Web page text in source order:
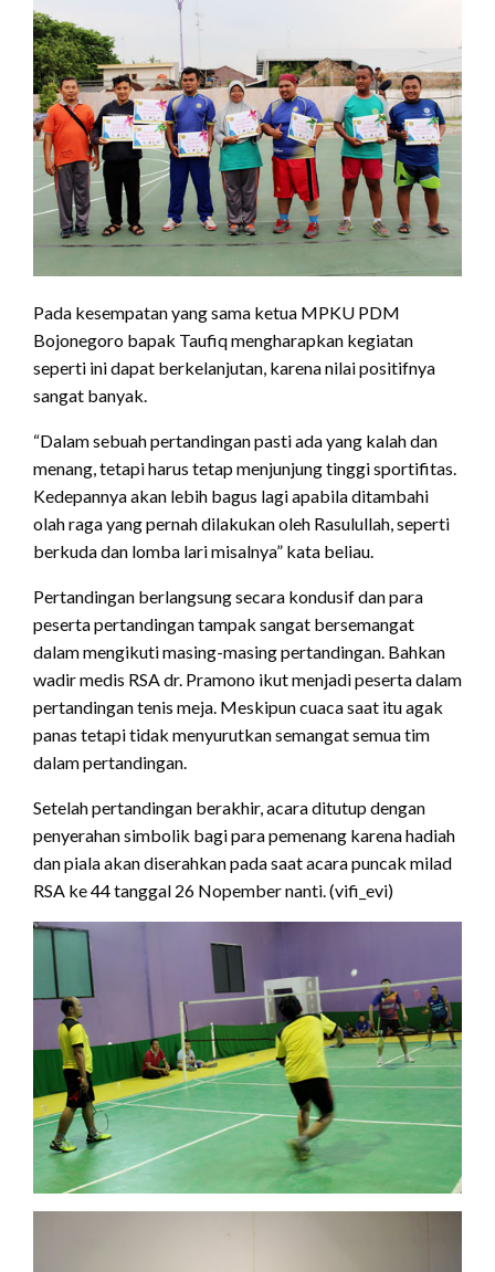
Pada kesempatan yang sama ketua MPKU PDM
Bojonegoro bapak Taufiq mengharapkan kegiatan
seperti ini dapat berkelanjutan, karena nilai positifnya
sangat banyak.
“Dalam sebuah pertandingan pasti ada yang kalah dan
menang, tetapi harus tetap menjunjung tinggi sportifitas.
Kedepannya akan lebih bagus lagi apabila ditambahi
olah raga yang pernah dilakukan oleh Rasulullah, seperti
berkuda dan lomba lari misalnya” kata beliau.
Pertandingan berlangsung secara kondusif dan para
peserta pertandingan tampak sangat bersemangat
dalam mengikuti masing-masing pertandingan. Bahkan
wadir medis RSA dr. Pramono ikut menjadi peserta dalam
pertandingan tenis meja. Meskipun cuaca saat itu agak
panas tetapi tidak menyurutkan semangat semua tim
dalam pertandingan.
Setelah pertandingan berakhir, acara ditutup dengan
penyerahan simbolik bagi para pemenang karena hadiah
dan piala akan diserahkan pada saat acara puncak milad
RSA ke 44 tanggal 26 Nopember nanti. (vifi_evi)